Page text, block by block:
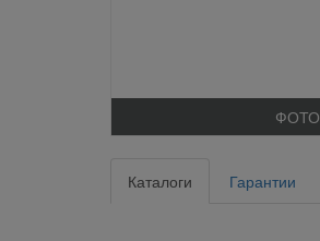
ФОТО
Каталоги Гарантии